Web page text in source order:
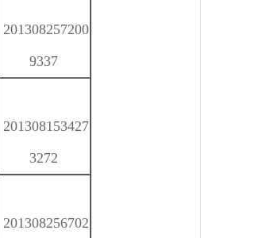
201308257200
9337
201308153427
3272
201308256702